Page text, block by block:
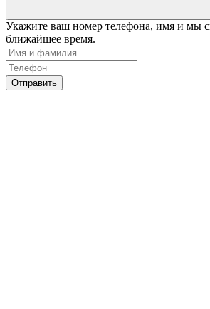
Укажите ваш номер телефона, имя и мы
ближайшее время.
Отправить